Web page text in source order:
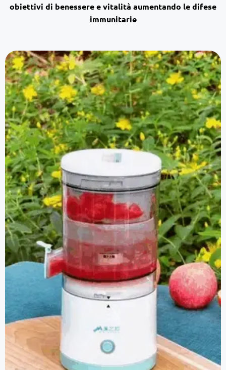
obiettivi di benessere e vitalità aumentando le difese
immunitarie